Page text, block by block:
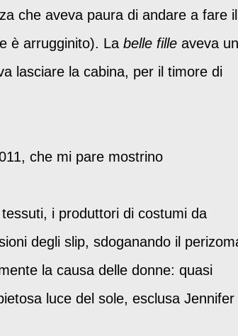
che aveva paura di andare a fare il
è arrugginito). La belle fille aveva un
lasciare la cabina, per il timore di
che mi pare mostrino
i produttori di costumi da
degli slip, sdoganando il
la causa delle donne: quasi
luce del sole, esclusa Jennifer